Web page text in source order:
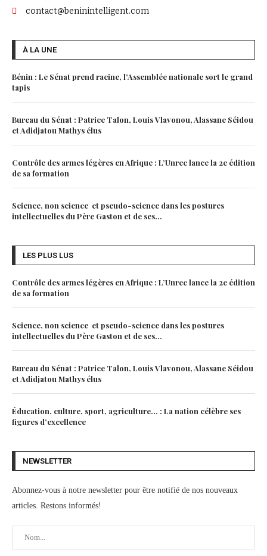
contact@beninintelligent.com
À LA UNE
Bénin : Le Sénat prend racine, l’Assemblée nationale sort le grand
tapis
Bureau du Sénat : Patrice Talon, Louis Vlavonou, Alassane Séidou
et Adidjatou Mathys élus
Contrôle des armes légères en Afrique : L’Unrec lance la 2e édition
de sa formation
Science, non science et pseudo-science dans les postures
intellectuelles du Père Gaston et de ses...
LES PLUS LUS
Contrôle des armes légères en Afrique : L’Unrec lance la 2e édition
de sa formation
Science, non science et pseudo-science dans les postures
intellectuelles du Père Gaston et de ses...
Bureau du Sénat : Patrice Talon, Louis Vlavonou, Alassane Séidou
et Adidjatou Mathys élus
Éducation, culture, sport, agriculture… : La nation célèbre ses
figures d’excellence
NEWSLETTER
Abonnez-vous à notre newsletter pour être notifié de nos nouveaux
articles. Restons informés!